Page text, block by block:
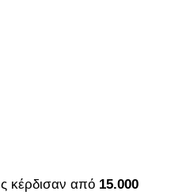
κέρδισαν από 15.000